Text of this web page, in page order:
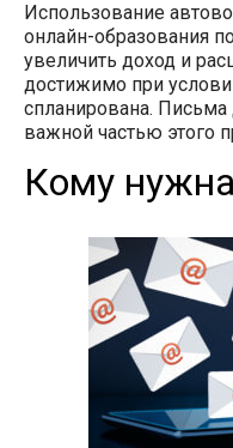
Использование
онлайн-образования
увеличить доход и
достижимо при
спланирована.
важной частью этого
Кому